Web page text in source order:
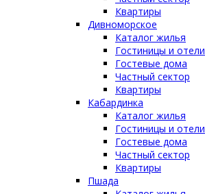
Квартиры
Дивноморское
Каталог жилья
Гостиницы и отели
Гостевые дома
Частный сектор
Квартиры
Кабардинка
Каталог жилья
Гостиницы и отели
Гостевые дома
Частный сектор
Квартиры
Пшада